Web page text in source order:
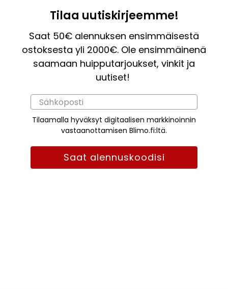
Tilaa uutiskirjeemme!
Saat 50€ alennuksen ensimmäisestä
ostoksesta yli 2000€. Ole ensimmäinenä
saamaan huipputarjoukset, vinkit ja
uutiset!
Tilaamalla hyväksyt digitaalisen markkinoinnin
vastaanottamisen Blimo.fi:ltä.
Saat alennuskoodisi